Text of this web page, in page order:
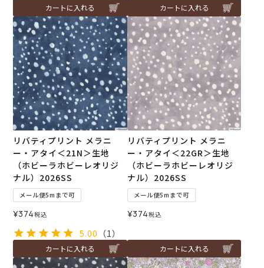
カートに入れる カートに入れる
リバティプリント メラニ
ー・アタイ＜21N＞生地
（ホビーラホビーレオリジ
ナル）2026SS
メール便5mまで可
¥374税込
5.00 （1）
カートに入れる
リバティプリント メラニ
ー・アタイ＜22GR＞生地
（ホビーラホビーレオリジ
ナル）2026SS
メール便5mまで可
¥374税込
カートに入れる